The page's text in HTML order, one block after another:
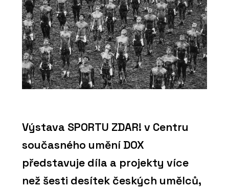
Výstava SPORTU ZDAR! v Centru
současného umění DOX
představuje díla a projekty více
než šesti desítek českých umělců,